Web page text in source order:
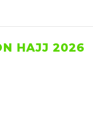
HAJJ 2026